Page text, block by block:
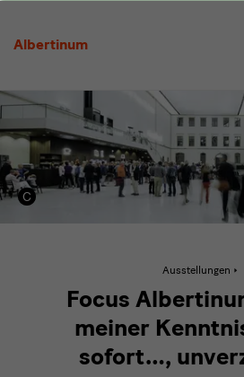
Albertinum
Albertinum:
„Nach
meiner
Kenntnis
ist
das
unverzüglich“Ausstellungen
Focus
meiner
sofort…,